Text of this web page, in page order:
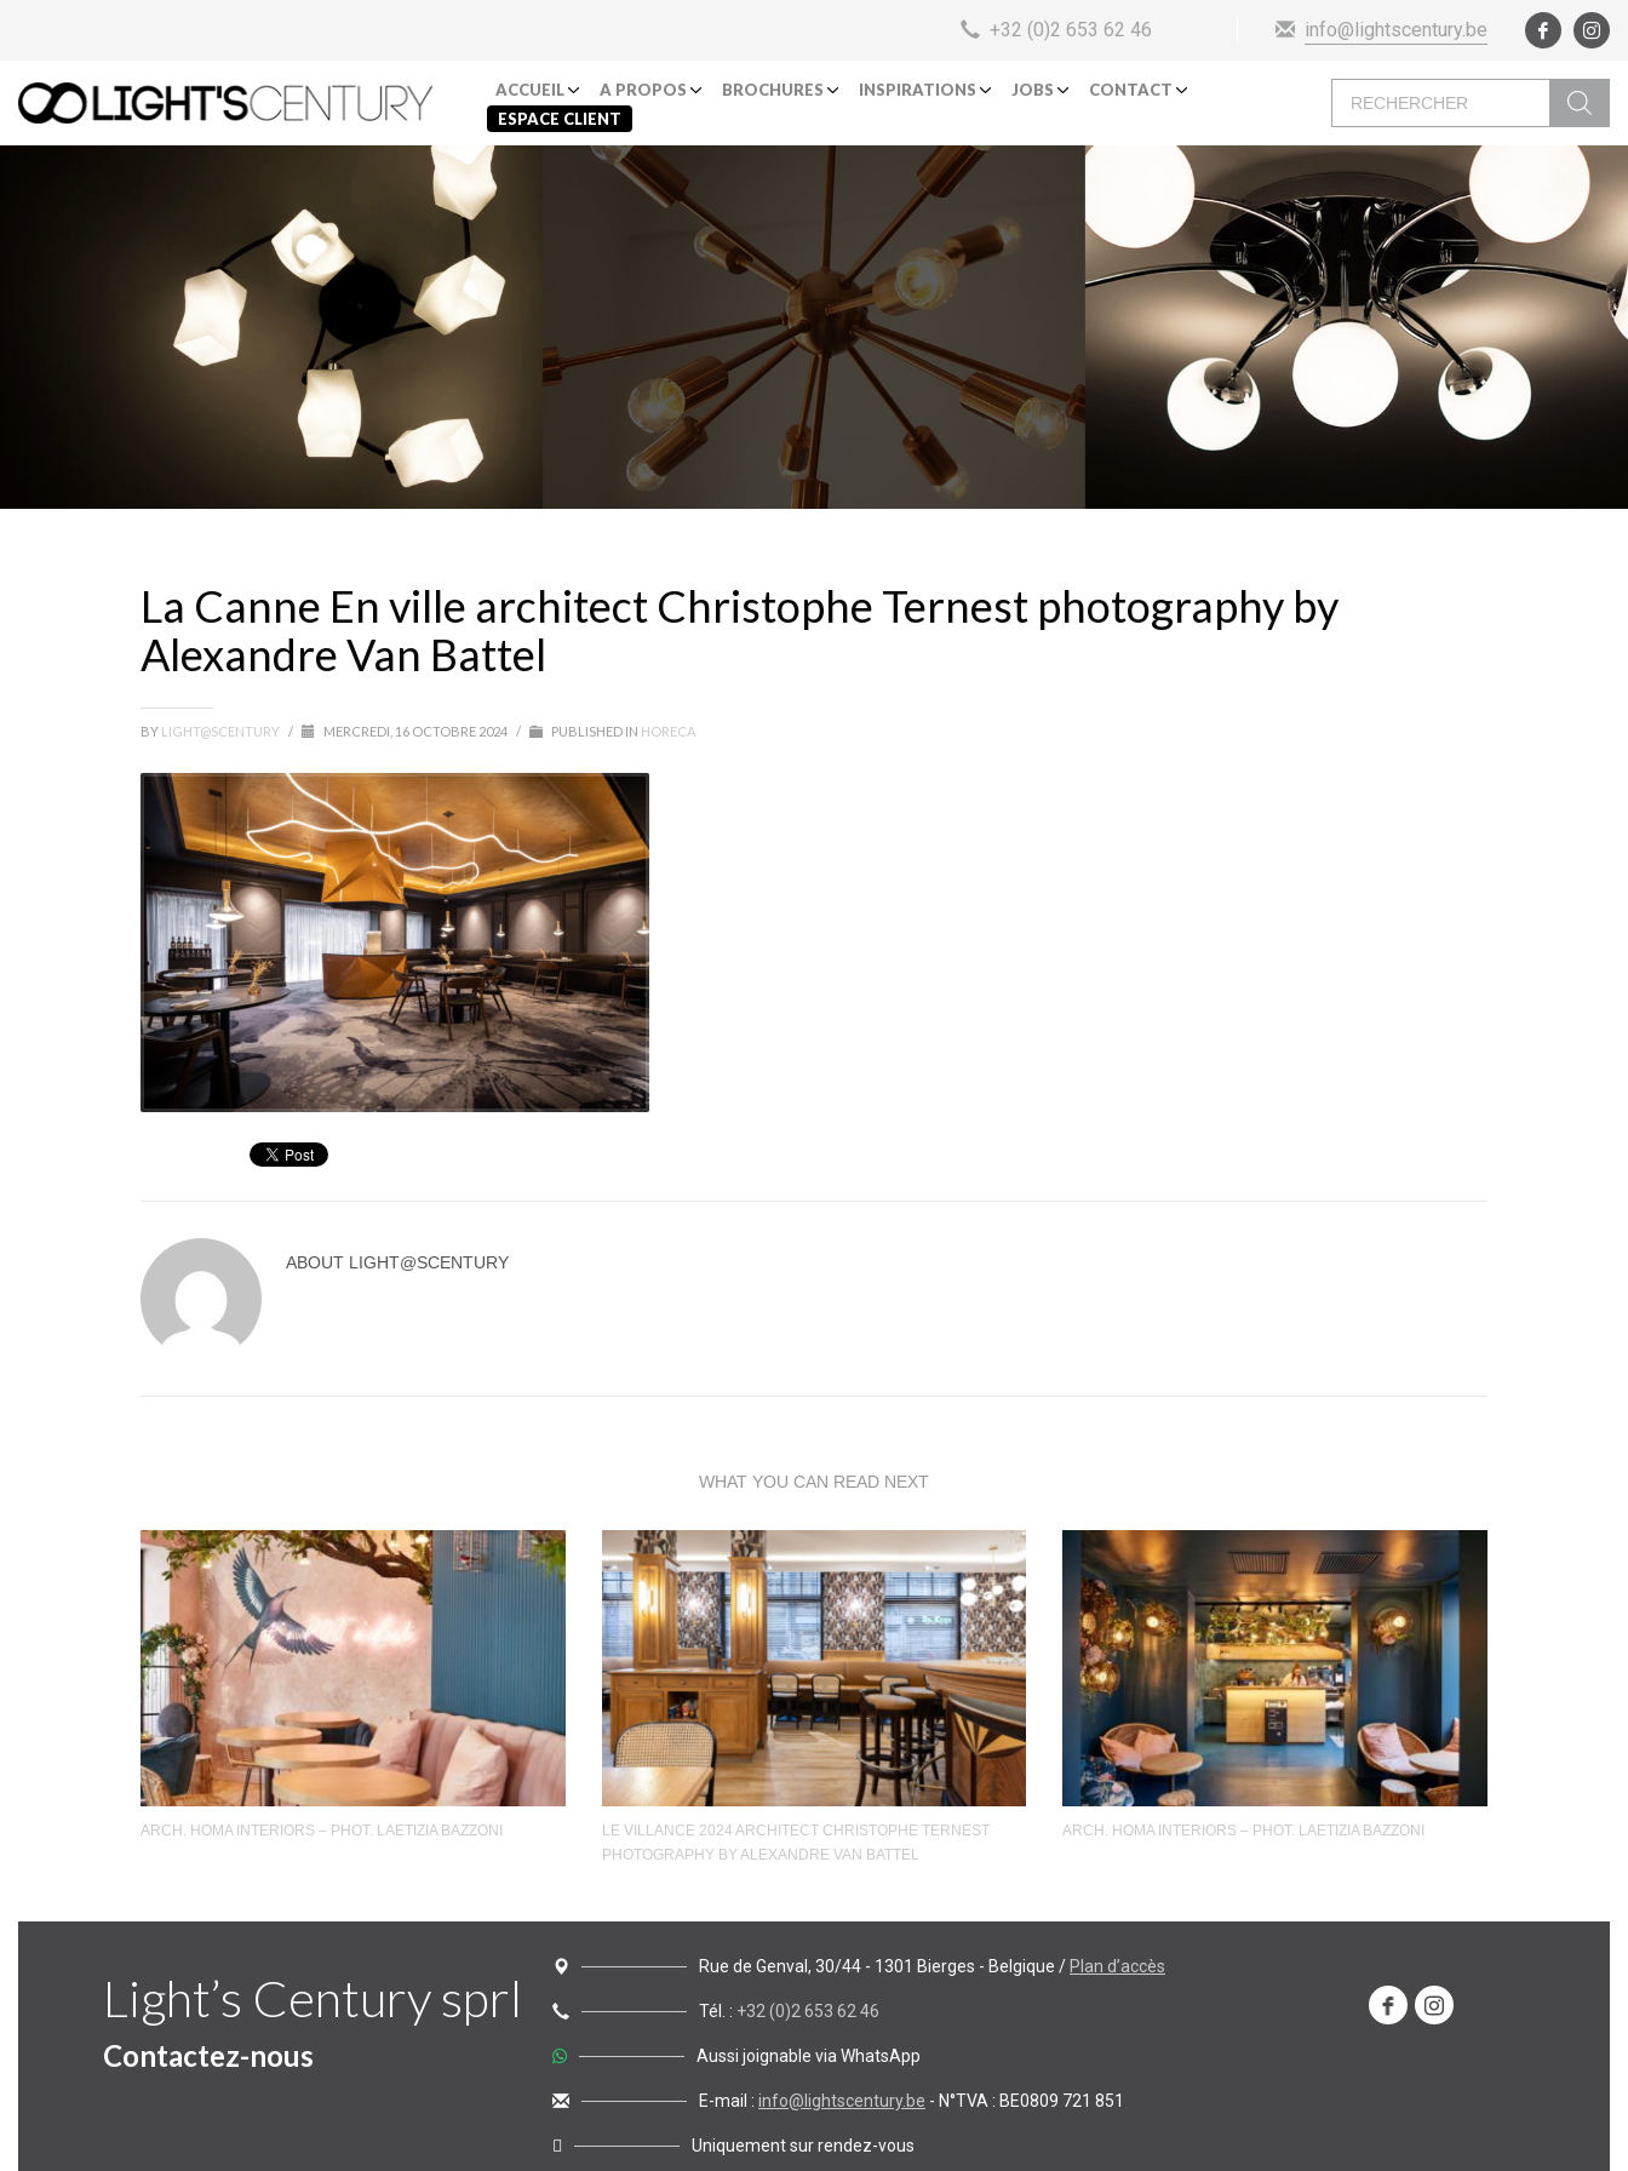
+32 (0)2 653 62 46 info@lightscentury.be
ACCUEIL A PROPOS BROCHURES INSPIRATIONS JOBS
CONTACT
ESPACE CLIENT
Recherche
de
produits
La Canne En ville architect Christophe Ternest photography by
Alexandre Van Battel
BY LIGHT@SCENTURY / MERCREDI, 16 OCTOBRE 2024 / PUBLISHED IN HORECA
ABOUT LIGHT@SCENTURY
WHAT YOU CAN READ NEXT
ARCH. HOMA INTERIORS – PHOT. LAETIZIA BAZZONI
LE VILLANCE 2024 ARCHITECT CHRISTOPHE TERNEST
PHOTOGRAPHY BY ALEXANDRE VAN BATTEL
ARCH. HOMA INTERIORS – PHOT. LAETIZIA BAZZONI
Light’s Century sprl
Contactez-nous
Rue de Genval, 30/44 - 1301 Bierges - Belgique / Plan d’accès
Tél. : +32 (0)2 653 62 46
Aussi joignable via WhatsApp
E-mail : info@lightscentury.be - N°TVA : BE0809 721 851
Uniquement sur rendez-vous